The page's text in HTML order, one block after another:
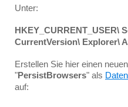
Unter:
HKEY_CURRENT_USER\
CurrentVersion\ Explorer\
Erstellen Sie hier einen
"PersistBrowsers" als
auf: